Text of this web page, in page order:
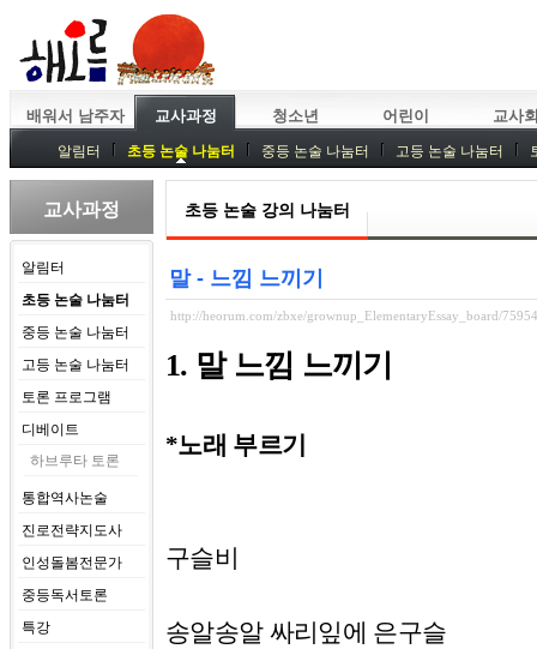
배워서 남주자 교사과정 청소년 어린이 교사
알림터 초등 논술 나눔터 중등 논술 나눔터 고등 논술 나눔터
중등독서토론
특강 중등논술 강사 기획회의 외부강좌
교사과정
알림터
초등 논술 나눔터
중등 논술 나눔터
고등 논술 나눔터
토론 프로그램
디베이트
하브루타 토론
통합역사논술
진로전략지도사
인성돌봄전문가
중등독서토론
특강
초등 논술 강의 나눔터
말 - 느낌 느끼기
http://heorum.com/zbxe/grownup_ElementaryEssay_board/75954
1. 말 느낌 느끼기
*노래 부르기
구슬비
송알송알 싸리잎에 은구슬